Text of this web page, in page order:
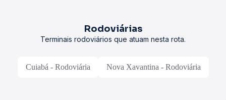
Rodoviárias
Terminais rodoviários que atuam nesta rota.
Cuiabá - Rodoviária Nova Xavantina - Rodoviária